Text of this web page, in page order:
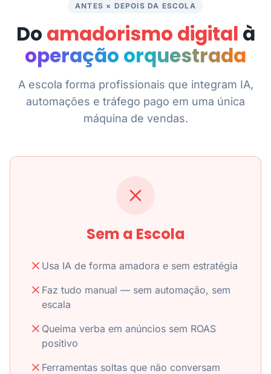
ANTES × DEPOIS DA ESCOLA
Do amadorismo digital à
operação orquestrada
A escola forma profissionais que integram IA,
automações e tráfego pago em uma única
máquina de vendas.
Sem a Escola
Usa IA de forma amadora e sem estratégia
Faz tudo manual — sem automação, sem
escala
Queima verba em anúncios sem ROAS
positivo
Ferramentas soltas que não conversam